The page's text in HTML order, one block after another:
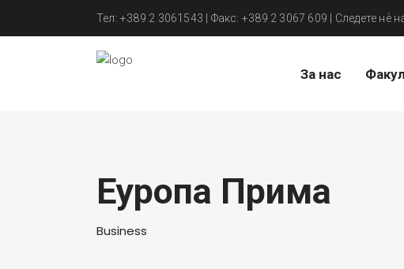
Тел: +389 2 3061543 | Факс: +389 2 3067 609 | Следете нѐ
За нас
Еуропа Прима
Business